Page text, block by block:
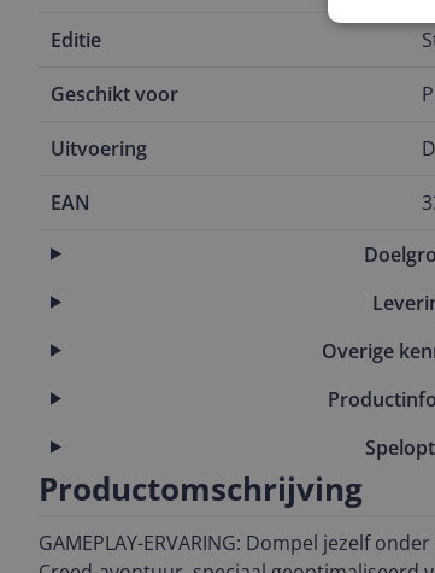
Editie
Geschikt voor
Uitvoering
EAN
Overige
Productomschrijving
GAMEPLAY-ERVARING: Dompel jezelf